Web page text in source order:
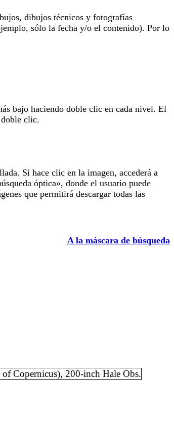
dibujos técnicos y fotografías
sólo la fecha y/o el contenido). Por lo
bajo haciendo doble clic en cada nivel. El
clic.
Si hace clic en la imagen, accederá a
óptica», donde el usuario puede
que permitirá descargar todas las
A la máscara de búsqueda